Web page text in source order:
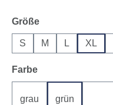
Größeauswählen
S M L XL
Farbeauswählen
grau grün